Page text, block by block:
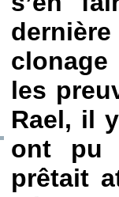
les
Rael, il
ont pu
prêtait